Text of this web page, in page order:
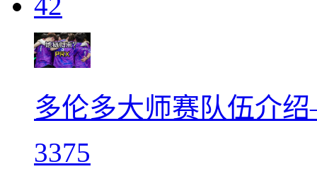
多伦多大师赛队伍介
3375